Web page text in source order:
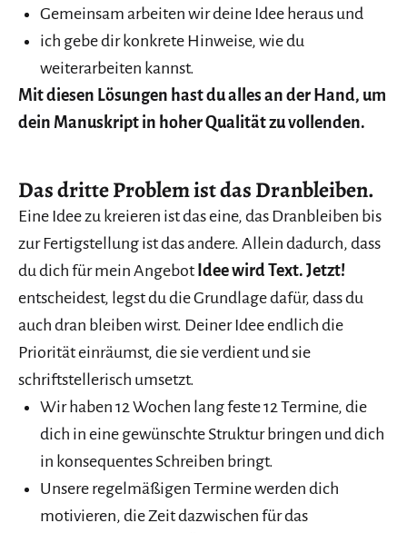
Gemeinsam arbeiten wir deine Idee heraus und
ich gebe dir konkrete Hinweise, wie du
weiterarbeiten kannst.
Mit diesen Lösungen hast du alles an der Hand, um
dein Manuskript in hoher Qualität zu vollenden.
Das dritte Problem ist das Dranbleiben.
Eine Idee zu kreieren ist das eine, das Dranbleiben bis
zur Fertigstellung ist das andere. Allein dadurch, dass
du dich für mein Angebot Idee wird Text. Jetzt!
entscheidest, legst du die Grundlage dafür, dass du
auch dran bleiben wirst. Deiner Idee endlich die
Priorität einräumst, die sie verdient und sie
schriftstellerisch umsetzt.
Wir haben 12 Wochen lang feste 12 Termine, die
dich in eine gewünschte Struktur bringen und dich
in konsequentes Schreiben bringt.
Unsere regelmäßigen Termine werden dich
motivieren, die Zeit dazwischen für das